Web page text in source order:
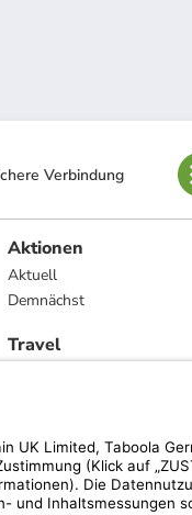
Verbindung
Aktionen
Aktuell
Demnächst
Travel